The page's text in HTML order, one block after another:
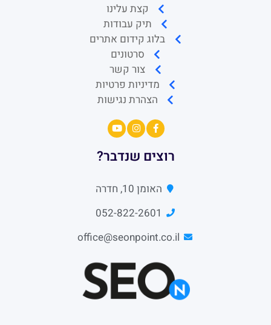
קצת עלינו
תיק עבודות
בלוג קידום אתרים
סרטונים
צור קשר
מדיניות פרטיות
הצהרת נגישות
רוצים שנדבר?
האומן 10, חדרה
052-822-2601
office@seonpoint.co.il